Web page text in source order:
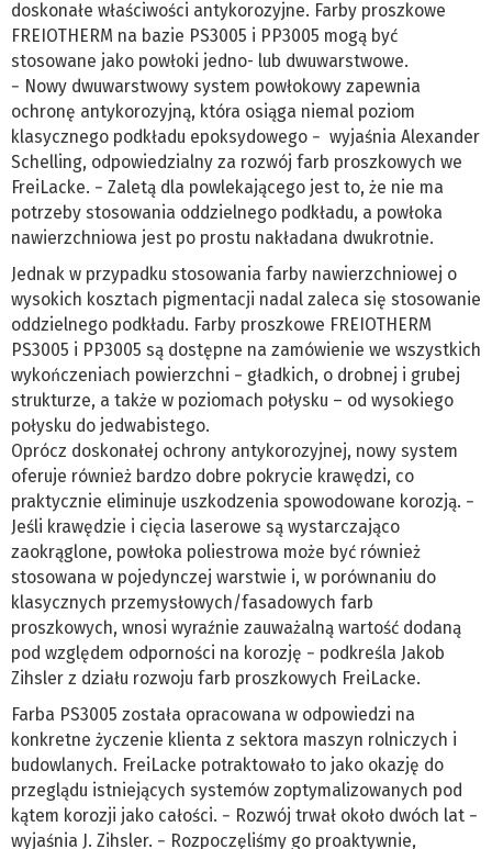
doskonałe właściwości antykorozyjne. Farby proszkowe
FREIOTHERM na bazie PS3005 i PP3005 mogą być
stosowane jako powłoki jedno- lub dwuwarstwowe.
− Nowy dwuwarstwowy system powłokowy zapewnia
ochronę antykorozyjną, która osiąga niemal poziom
klasycznego podkładu epoksydowego − wyjaśnia Alexander
Schelling, odpowiedzialny za rozwój farb proszkowych we
FreiLacke. − Zaletą dla powlekającego jest to, że nie ma
potrzeby stosowania oddzielnego podkładu, a powłoka
nawierzchniowa jest po prostu nakładana dwukrotnie.
Jednak w przypadku stosowania farby nawierzchniowej o
wysokich kosztach pigmentacji nadal zaleca się stosowanie
oddzielnego podkładu. Farby proszkowe FREIOTHERM
PS3005 i PP3005 są dostępne na zamówienie we wszystkich
wykończeniach powierzchni − gładkich, o drobnej i grubej
strukturze, a także w poziomach połysku – od wysokiego
połysku do jedwabistego.
Oprócz doskonałej ochrony antykorozyjnej, nowy system
oferuje również bardzo dobre pokrycie krawędzi, co
praktycznie eliminuje uszkodzenia spowodowane korozją. −
Jeśli krawędzie i cięcia laserowe są wystarczająco
zaokrąglone, powłoka poliestrowa może być również
stosowana w pojedynczej warstwie i, w porównaniu do
klasycznych przemysłowych/fasadowych farb
proszkowych, wnosi wyraźnie zauważalną wartość dodaną
pod względem odporności na korozję − podkreśla Jakob
Zihsler z działu rozwoju farb proszkowych FreiLacke.
Farba PS3005 została opracowana w odpowiedzi na
konkretne życzenie klienta z sektora maszyn rolniczych i
budowlanych. FreiLacke potraktowało to jako okazję do
przeglądu istniejących systemów zoptymalizowanych pod
kątem korozji jako całości. − Rozwój trwał około dwóch lat −
wyjaśnia J. Zihsler. − Rozpoczęliśmy go proaktywnie,